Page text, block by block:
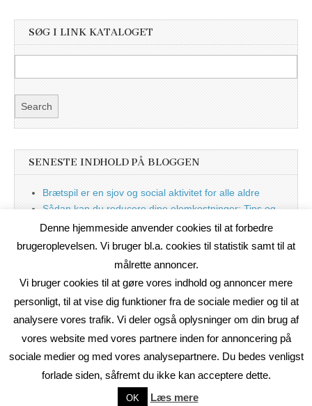
SØG I LINK KATALOGET
SENESTE INDHOLD PÅ BLOGGEN
Brætspil er en sjov og social aktivitet for alle aldre
Sådan kan du reducere dine elomkostninger: Tips og
tricks til at spare på elprisen
Nu med blog
On2Net Link Katalog
The Magazine Basic Theme bybavotasan.com
Denne hjemmeside anvender cookies til at forbedre
brugeroplevelsen. Vi bruger bl.a. cookies til statistik samt til at
målrette annoncer.
Vi bruger cookies til at gøre vores indhold og annoncer mere
personligt, til at vise dig funktioner fra de sociale medier og til at
analysere vores trafik. Vi deler også oplysninger om din brug af
vores website med vores partnere inden for annoncering på
sociale medier og med vores analysepartnere. Du bedes venligst
forlade siden, såfremt du ikke kan acceptere dette.
OK Læs mere